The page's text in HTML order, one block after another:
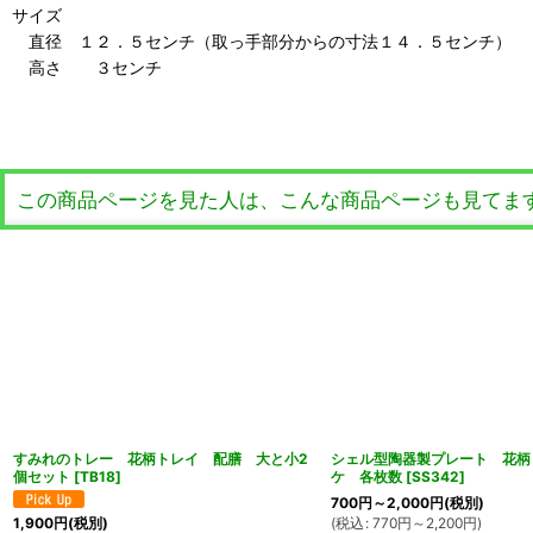
サイズ
直径 １２．５センチ（取っ手部分からの寸法１４．５センチ）
高さ ３センチ
この商品ページを見た人は、こんな商品ページも見てま
すみれのトレー 花柄トレイ 配膳 大と小2
個セット [TB18]
1,900円(税別)
シェル型陶器製プレート 花
ケ 各枚数 [SS342]
700円 ～2,000円(税別)
(税込 : 770円 ～2,200円)